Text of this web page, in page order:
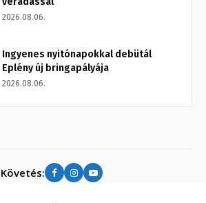
2026.08.06.
Ingyenes nyitónapokkal debütál
Eplény új bringapályája
2026.08.06.
Követés: